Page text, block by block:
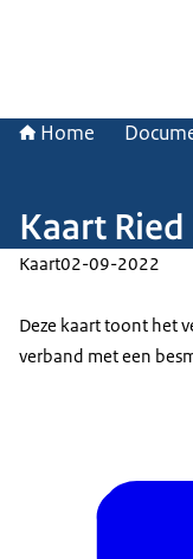
Home
Kaart
Kaart02-09-2022
Deze kaart toont het
verband met een